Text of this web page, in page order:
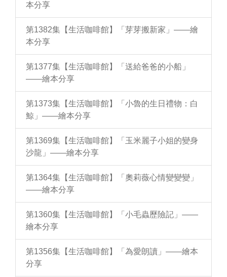
本分享
第1382集【生活咖啡館】「芽芽搬新家」——繪
本分享
第1377集【生活咖啡館】「送給爸爸的小船」
——繪本分享
第1373集【生活咖啡館】「小魯的生日禮物：白
鯨」——繪本分享
第1369集【生活咖啡館】「玉米麗子小姐的變身
沙龍」——繪本分享
第1364集【生活咖啡館】「奧莉薇心情變變變」
——繪本分享
第1360集【生活咖啡館】「小毛蟲歷險記」——
繪本分享
第1356集【生活咖啡館】「為愛朗讀」——繪本
分享